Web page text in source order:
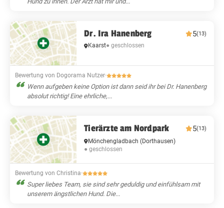
Dr. Ira Hanenberg 5(13)
Kaarst● geschlossen
Bewertung von Dogorama Nutzer·
Wenn aufgeben keine Option ist dann seid ihr bei Dr. Hanenberg
absolut richtig! Eine ehrliche,...
Tierärzte am Nordpark 5(13)
Mönchengladbach(Dorthausen)
● geschlossen
Bewertung von Christina·
Super liebes Team, sie sind sehr geduldig und einfühlsam mit
unserem ängstlichen Hund. Die...